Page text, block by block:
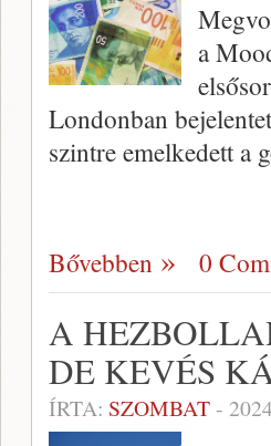
a
Londonban
szintre emelkedett a
Bővebben 0
A
DE KEVÉS
ÍRTA: SZOMBAT-